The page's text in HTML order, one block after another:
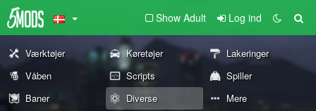
Show Adult Log ind
Værktøjer Køretøjer
Lakeringer
Våben
Scripts
Spiller
Baner
Diverse Mere